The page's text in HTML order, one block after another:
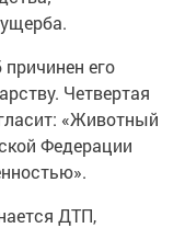
его
Четвертая
«Животный
Федерации
ДТП,